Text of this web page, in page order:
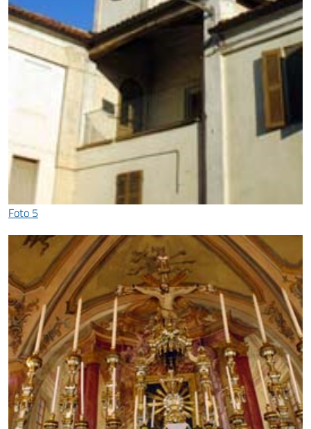
Foto 5